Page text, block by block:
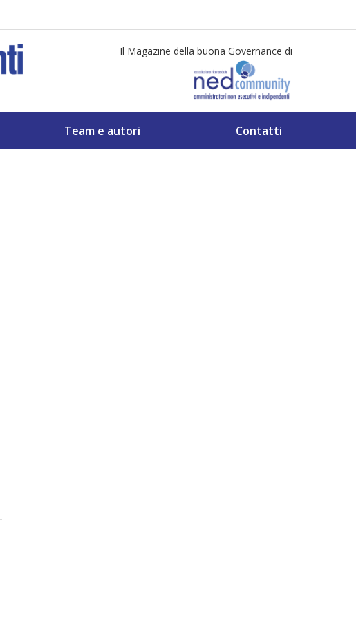
Il Magazine della buona Governance di
Team e autori Contatti